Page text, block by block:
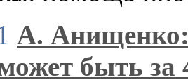
А. Анищенко:
быть за